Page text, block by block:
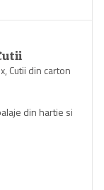
Cutii din carton
din hartie si